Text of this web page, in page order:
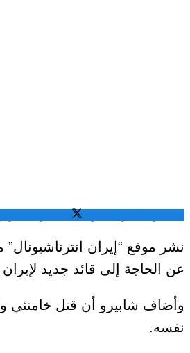
نشر موقع “إيران
عن الحاجة إلى قائد جديد
وأضاف شابيرو أن قتل خامنئي
نفسه.